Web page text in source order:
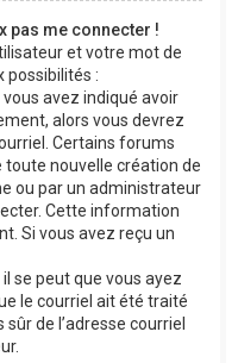
pas me connecter !
et votre mot de
possibilités :
avez indiqué avoir
alors vous devrez
Certains forums
nouvelle création de
ou par un administrateur
Cette information
Si vous avez reçu un
se peut que vous ayez
le courriel ait été traité
de l’adresse courriel